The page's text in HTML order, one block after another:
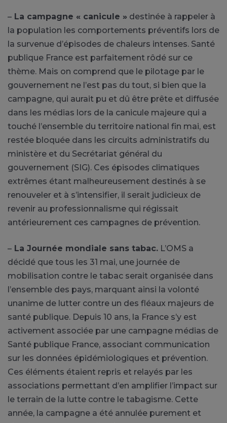
– La campagne « canicule » destinée à rappeler à
la population les comportements préventifs lors de
la survenue d’épisodes de chaleurs intenses. Santé
publique France est parfaitement rôdé sur ce
thème. Mais on comprend que le pilotage par le
gouvernement ne l’est pas du tout, si bien que la
campagne, qui aurait pu et dû être prête et diffusée
dans les médias lors de la canicule majeure qui a
touché l’ensemble du territoire national fin mai, est
restée bloquée dans les circuits administratifs du
ministère et du Secrétariat général du
gouvernement (SIG). Ces épisodes climatiques
extrêmes étant malheureusement destinés à se
renouveler et à s’intensifier, il serait judicieux de
revenir au professionnalisme qui régissait
antérieurement ces campagnes de prévention.
– La Journée mondiale sans tabac. L’OMS a
décidé que tous les 31 mai, une journée de
mobilisation contre le tabac serait organisée dans
l’ensemble des pays, marquant ainsi la volonté
unanime de lutter contre un des fléaux majeurs de
santé publique. Depuis 10 ans, la France s’y est
activement associée par une campagne médias de
Santé publique France, associant communication
sur les données épidémiologiques et prévention.
Ces éléments étaient repris et relayés par les
associations permettant d’en amplifier l’impact sur
le terrain de la lutte contre le tabagisme. Cette
année, la campagne a été annulée purement et